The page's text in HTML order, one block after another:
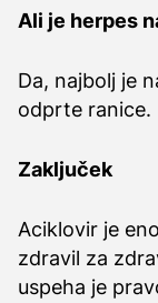
Ali je herpes
Da, najbolj je
odprte ranice.
Zaključek
Aciklovir je
zdravil za
uspeha je